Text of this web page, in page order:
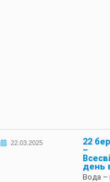
22.03.2025
22
–
день
Вода –